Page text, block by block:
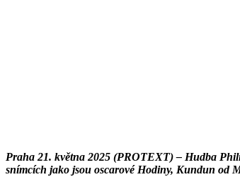
Praha 21. května 2025 (PROTEXT) – Hudba
snímcích jako jsou oscarové Hodiny, Kundun od